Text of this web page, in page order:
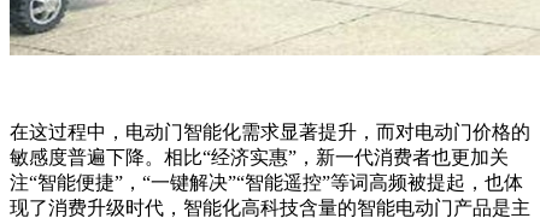
在这过程中，电动门智能化需求显著提升，而对电动门价格的
敏感度普遍下降。相比“经济实惠”，新一代消费者也更加关
注“智能便捷”，“一键解决”“智能遥控”等词高频被提起，也体
现了消费升级时代，智能化高科技含量的智能电动门产品是主